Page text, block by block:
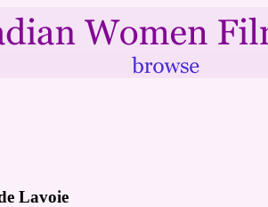
Lavoie